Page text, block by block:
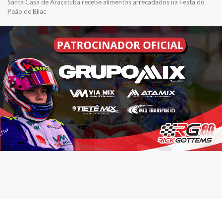
Santa Casa de Araçatuba recebe alimentos arrecadados na Festa do
Peão de Bilac